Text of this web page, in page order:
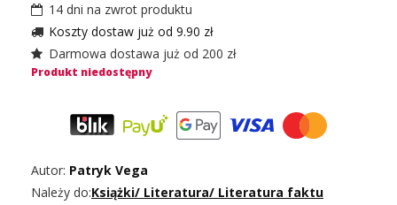
Autor: Patryk Vega
Należy do:Książki/ Literatura/ Literatura faktu
14 dni na zwrot produktu
Koszty dostaw już od 9.90 zł
Darmowa dostawa już od 200 zł
Produkt niedostępny